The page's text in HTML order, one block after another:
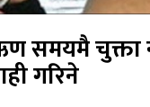
समयमै चुक्ता
गरिने